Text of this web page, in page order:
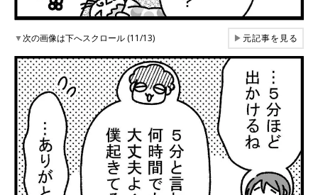
▼次の画像は下へスクロール (11/13) ▶元記事を見る